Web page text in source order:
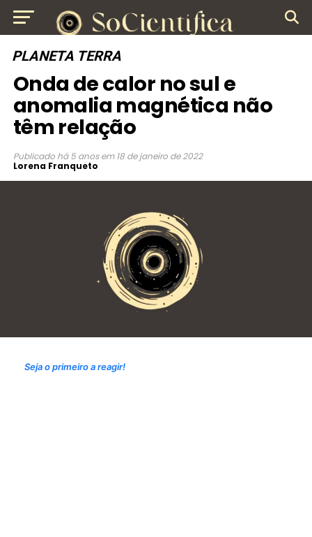
PLANETA TERRA
Onda de calor no sul e
anomalia magnética não
têm relação
Publicado há 5 anos em 18 de janeiro de 2022
Lorena Franqueto
Seja o primeiro a reagir!